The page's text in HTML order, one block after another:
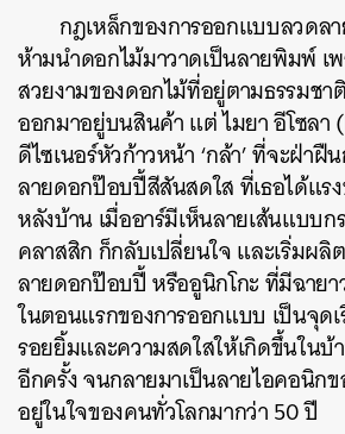
กฎเหล็กของการออกแบบลวดล
ห้ามนำดอกไม้มาวาดเป็นลายพิมพ์ เพ
สวยงามของดอกไม้ที่อยู่ตามธรรมช
ออกมาอยู่บนสินค้า แต่ ไมยา อีโซลา
ดีไซเนอร์หัวก้าวหน้า ‘กล้า’ ที่จะฝ่าฝื
ลายดอกป๊อบปี้สีสันสดใส ที่เธอได้แร
หลังบ้าน เมื่ออาร์มีเห็นลายเส้นแบบ
คลาสสิก ก็กลับเปลี่ยนใจ และเริ่มผ
ลายดอกป๊อบปี้ หรืออูนิกโกะ ที่มีฉายา
ในตอนแรกของการออกแบบ เป็นจุด
รอยยิ้มและความสดใสให้เกิดขึ้นใน
อีกครั้ง จนกลายมาเป็นลายไอคอนิก
อยู่ในใจของคนทั่วโลกมากว่า 50 ปี